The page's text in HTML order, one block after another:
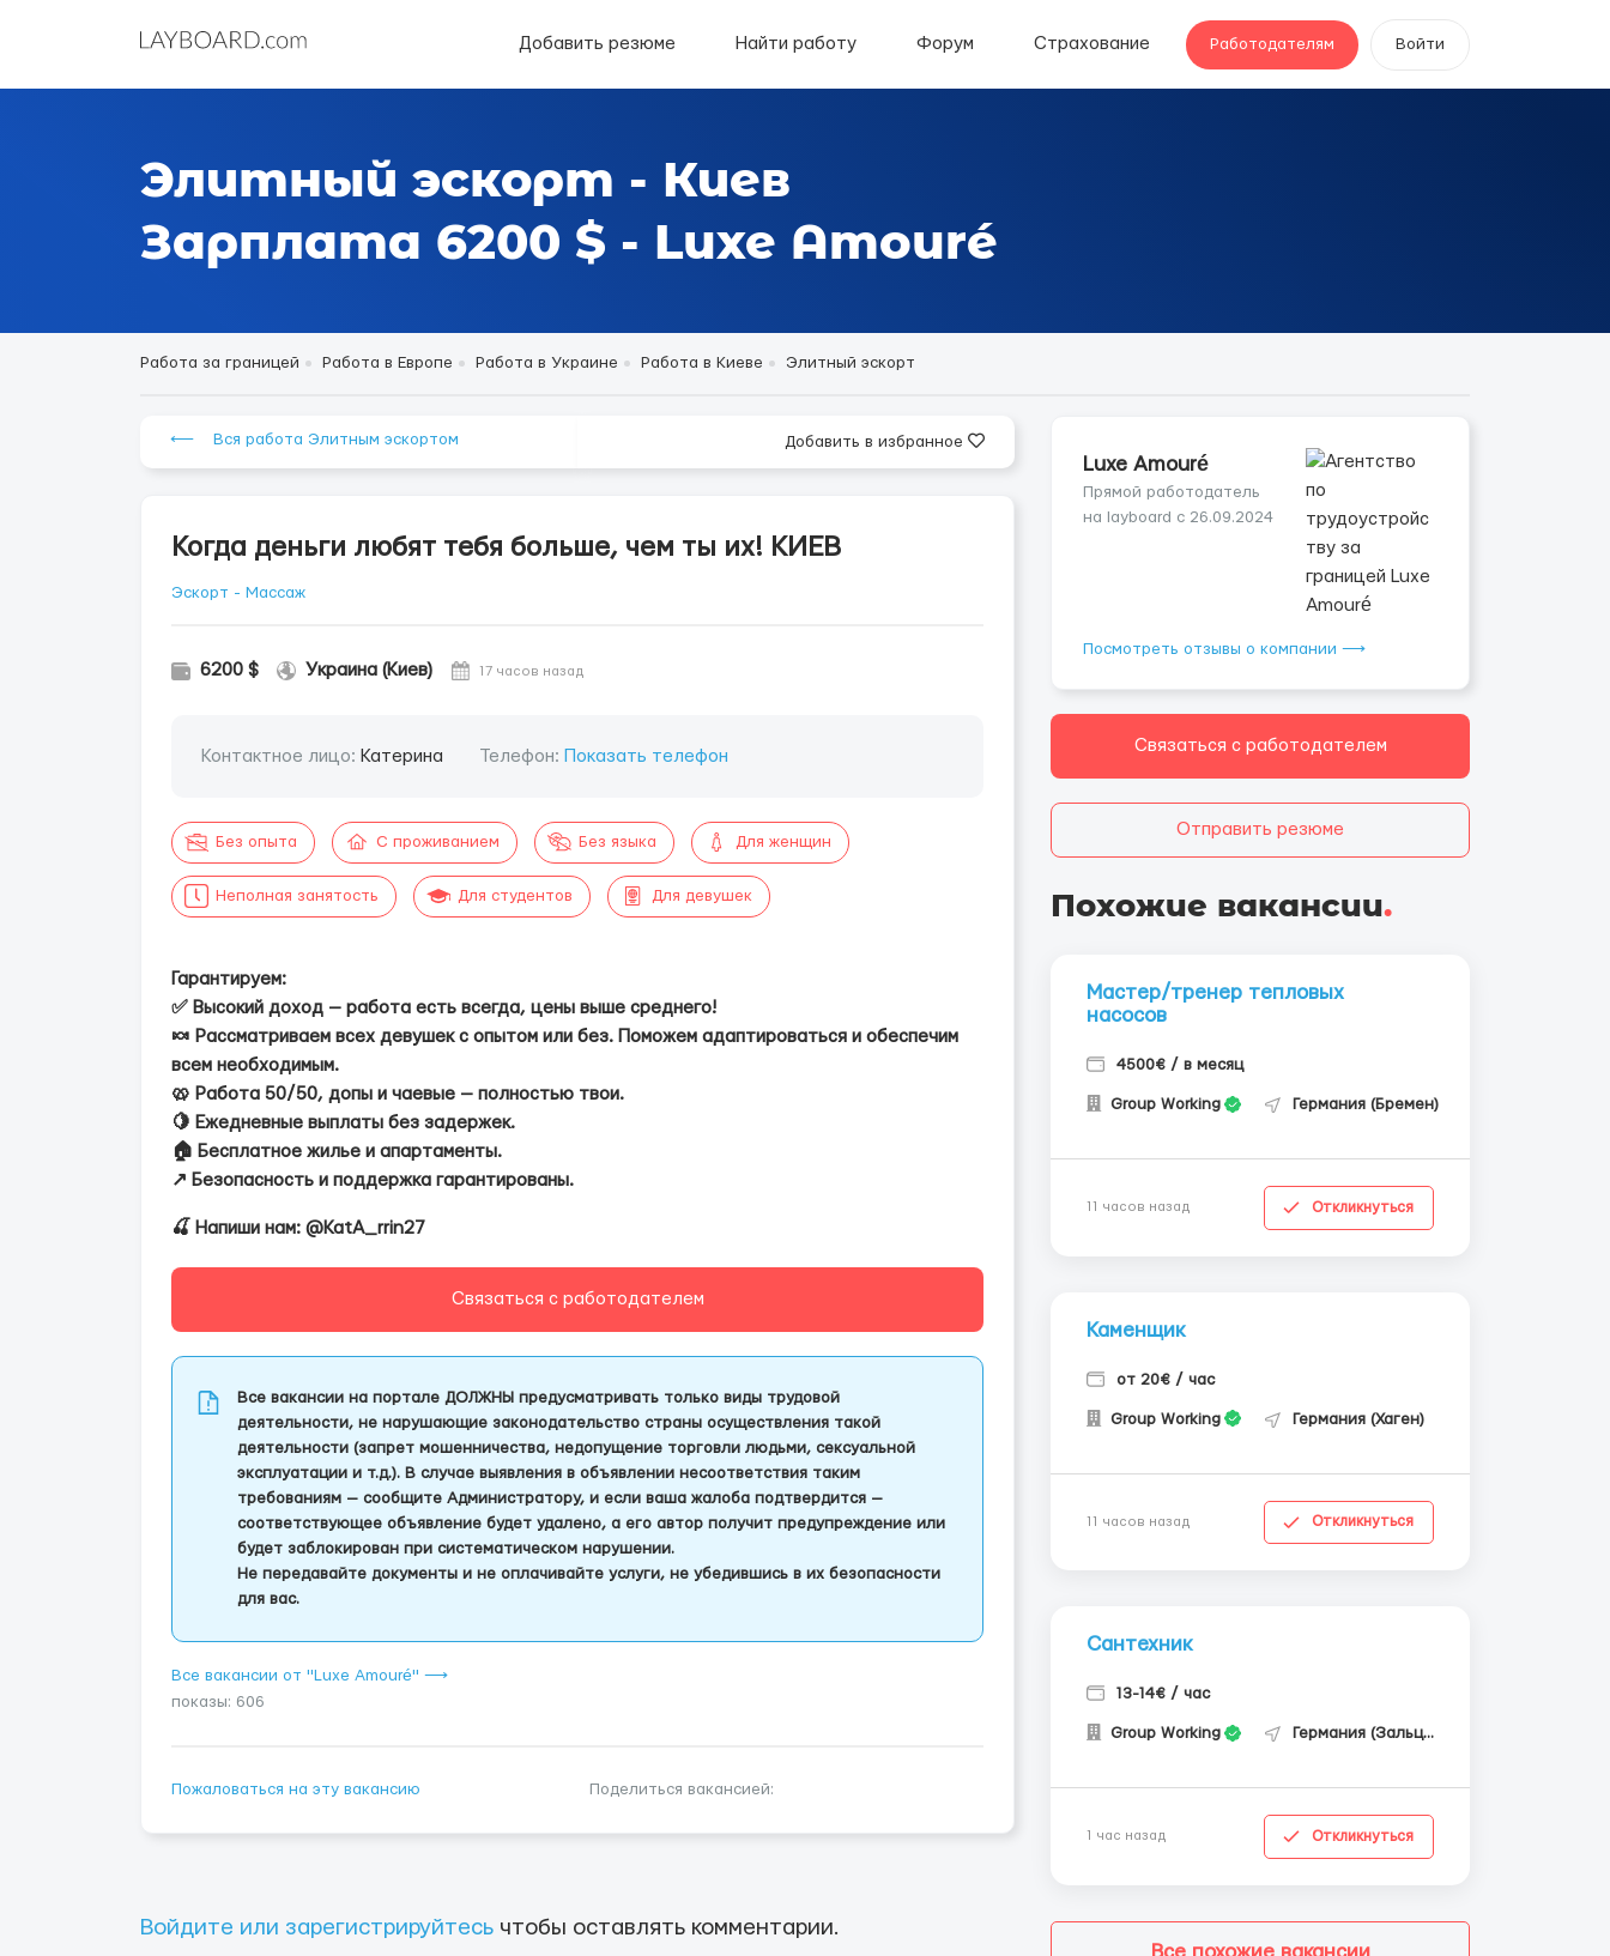
Добавить резюме Найти работу Форум Страхование Работодателям Войти
Элитный эскорт - Киев
Зарплата 6200 $ - Luxe Amouré
Работа за границей Работа в Европе Работа в Украине Работа в Киеве Элитный эскорт
⟵ Вся работа Элитным эскортом Добавить в избранное
Когда деньги любят тебя больше, чем ты их! КИЕВ
Эскорт - Массаж
6200 $ Украина (Киев) 17 часов назад
Контактное лицо: Катерина Телефон: Показать телефон
Без опыта С проживанием Без языка Для женщин
Неполная занятость Для студентов Для девушек
Гарантируем:
✅ Высокий доход — работа есть всегда, цены выше среднего!
🍬 Рассматриваем всех девушек с опытом или без. Поможем адаптироваться и обеспечим
всем необходимым.
🥨 Работа 50/50, допы и чаевые — полностью твои.
🍋 Ежедневные выплаты без задержек.
🏠 Бесплатное жилье и апартаменты.
↗️ Безопасность и поддержка гарантированы.
🍒 Напиши нам: @KatA_rrin27
Связаться с работодателем
Все вакансии на портале ДОЛЖНЫ предусматривать только виды трудовой
деятельности, не нарушающие законодательство страны осуществления такой
деятельности (запрет мошенничества, недопущение торговли людьми, сексуальной
эксплуатации и т.д.). В случае выявления в объявлении несоответствия таким
требованиям — сообщите Администратору, и если ваша жалоба подтвердится —
соответствующее объявление будет удалено, а его автор получит предупреждение или
будет заблокирован при систематическом нарушении.
Не передавайте документы и не оплачивайте услуги, не убедившись в их безопасности
для вас.
Все вакансии от "Luxe Amouré" ⟶
показы: 606
Пожаловаться на эту вакансию Поделиться вакансией:
Войдите или зарегистрируйтесь чтобы оставлять комментарии.
Luxe Amouré
Прямой работодатель
на layboard с 26.09.2024
Посмотреть отзывы о компании ⟶
Связаться с работодателем
Отправить резюме
Похожие вакансии.
Мастер/тренер тепловых
насосов
4500€ / в месяц
Group Working Германия (Бремен)
11 часов назад Откликнуться
Каменщик
от 20€ / час
Group Working Германия (Хаген)
11 часов назад Откликнуться
Сантехник
13-14€ / час
Group Working Германия (Зальцгиттер)
1 час назад Откликнуться
Все похожие вакансии